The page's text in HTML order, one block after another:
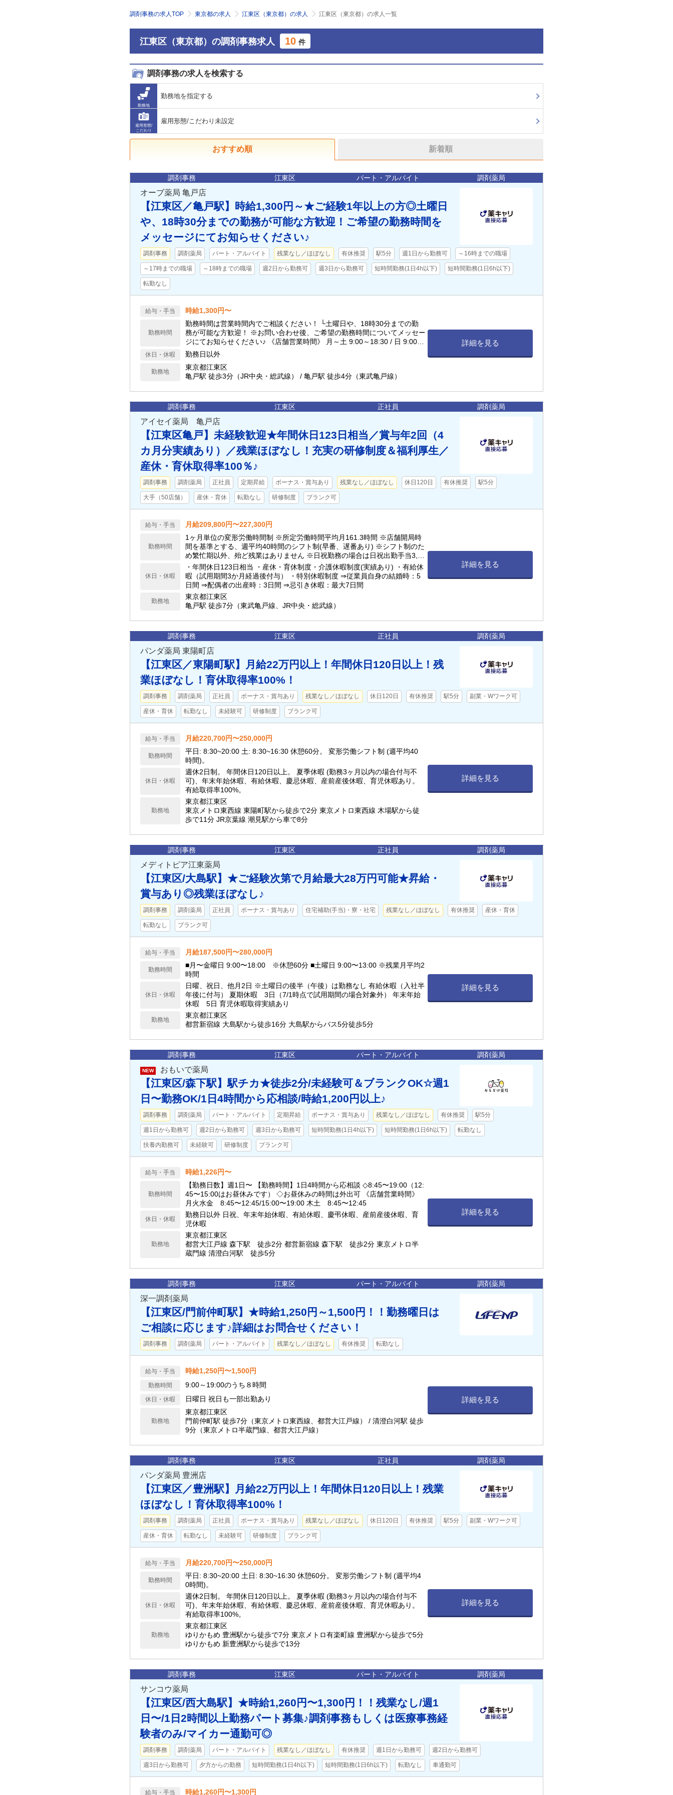
調剤事務の求人TOP 東京都の求人 江東区（東京都）の求人 江東区（東京都）の求人一覧
江東区（東京都）の調剤事務求人 10 件
調剤事務の求人を検索する
勤務地
勤務地を指定する
雇用形態/
こだわり
雇用形態/こだわり未設定
おすすめ順 新着順
調剤事務 江東区 パート・アルバイト 調剤薬局
オーブ薬局 亀戸店
【江東区／亀戸駅】時給1,300円～★ご経験1年以上の方◎土曜日
や、18時30分までの勤務が可能な方歓迎！ご希望の勤務時間を
メッセージにてお知らせください♪
調剤事務 調剤薬局 パート・アルバイト 残業なし／ほぼなし 有休推奨 駅5分 週1日から勤務可 ～16時までの職場
～17時までの職場 ～18時までの職場 週2日から勤務可 週3日から勤務可 短時間勤務(1日4h以下) 短時間勤務(1日6h以下)
転勤なし
給与・手当 時給1,300円〜
勤務時間
勤務時間は営業時間内でご相談ください！ └土曜日や、18時30分までの勤
務が可能な方歓迎！ ※お問い合わせ後、ご希望の勤務時間についてメッセー
ジにてお知らせください♪ 《店舗営業時間》 月～土 9:00～18:30 / 日 9:00～
13:30
休日・休暇 勤務日以外
勤務地
東京都江東区
亀戸駅 徒歩3分（JR中央・総武線） / 亀戸駅 徒歩4分（東武亀戸線）
詳細を見る
調剤事務 江東区 正社員 調剤薬局
アイセイ薬局 亀戸店
【江東区亀戸】未経験歓迎★年間休日123日相当／賞与年2回（4
カ月分実績あり）／残業ほぼなし！充実の研修制度＆福利厚生／
産休・育休取得率100％♪
調剤事務 調剤薬局 正社員 定期昇給 ボーナス・賞与あり 残業なし／ほぼなし 休日120日 有休推奨 駅5分
大手（50店舗） 産休・育休 転勤なし 研修制度 ブランク可
給与・手当 月給209,800円〜227,300円
勤務時間
1ヶ月単位の変形労働時間制 ※所定労働時間平均月161.3時間 ※店舗開局時
間を基準とする、週平均40時間のシフト制(早番、遅番あり) ※シフト制のた
め繁忙期以外、殆ど残業はありません ※日祝勤務の場合は日祝出勤手当3,00
0円を支給します
休日・休暇
・年間休日123日相当 ・産休・育休制度・介護休暇制度(実績あり) ・有給休
暇（試用期間3か月経過後付与） ・特別休暇制度 ⇒従業員自身の結婚時：5
日間 ⇒配偶者の出産時：3日間 ⇒忌引き休暇：最大7日間
勤務地
東京都江東区
亀戸駅 徒歩7分（東武亀戸線、JR中央・総武線）
詳細を見る
調剤事務 江東区 正社員 調剤薬局
パンダ薬局 東陽町店
【江東区／東陽町駅】月給22万円以上！年間休日120日以上！残
業ほぼなし！育休取得率100%！
調剤事務 調剤薬局 正社員 ボーナス・賞与あり 残業なし／ほぼなし 休日120日 有休推奨 駅5分 副業・Wワーク可
産休・育休 転勤なし 未経験可 研修制度 ブランク可
給与・手当 月給220,700円〜250,000円
勤務時間
平日: 8:30~20:00 土: 8:30~16:30 休憩60分。 変形労働シフト制 (週平均40
時間)。
休日・休暇
週休2日制。 年間休日120日以上。 夏季休暇 (勤務3ヶ月以内の場合付与不
可)、年末年始休暇、有給休暇、慶忌休暇、産前産後休暇、育児休暇あり。
有給取得率100%。
勤務地
東京都江東区
東京メトロ東西線 東陽町駅から徒歩で2分 東京メトロ東西線 木場駅から徒
歩で11分 JR京葉線 潮見駅から車で8分
詳細を見る
調剤事務 江東区 正社員 調剤薬局
メディトピア江東薬局
【江東区/大島駅】★ご経験次第で月給最大28万円可能★昇給・
賞与あり◎残業ほぼなし♪
調剤事務 調剤薬局 正社員 ボーナス・賞与あり 住宅補助(手当)・寮・社宅 残業なし／ほぼなし 有休推奨 産休・育休
転勤なし ブランク可
給与・手当 月給187,500円〜280,000円
勤務時間
■月〜金曜日 9:00〜18:00 ※休憩60分 ■土曜日 9:00〜13:00 ※残業月平均2
時間
休日・休暇
日曜、祝日、他月2日 ※土曜日の後半（午後）は勤務なし 有給休暇（入社半
年後に付与） 夏期休暇 3日（7/1時点で試用期間の場合対象外） 年末年始
休暇 5日 育児休暇取得実績あり
勤務地
東京都江東区
都営新宿線 大島駅から徒歩16分 大島駅からバス5分徒歩5分
詳細を見る
調剤事務 江東区 パート・アルバイト 調剤薬局
NEW おもいで薬局
【江東区/森下駅】駅チカ★徒歩2分/未経験可＆ブランクOK☆週1
日〜勤務OK/1日4時間から応相談/時給1,200円以上♪
調剤事務 調剤薬局 パート・アルバイト 定期昇給 ボーナス・賞与あり 残業なし／ほぼなし 有休推奨 駅5分
週1日から勤務可 週2日から勤務可 週3日から勤務可 短時間勤務(1日4h以下) 短時間勤務(1日6h以下) 転勤なし
扶養内勤務可 未経験可 研修制度 ブランク可
給与・手当 時給1,226円〜
勤務時間
【勤務日数】週1日〜 【勤務時間】1日4時間から応相談 ◇8:45〜19:00（12:
45〜15:00はお昼休みです） ◇お昼休みの時間は外出可 《店舗営業時間》
月火水金 8:45〜12:45/15:00〜19:00 木土 8:45〜12:45
休日・休暇
勤務日以外 日祝、年末年始休暇、有給休暇、慶弔休暇、産前産後休暇、育
児休暇
勤務地
東京都江東区
都営大江戸線 森下駅 徒歩2分 都営新宿線 森下駅 徒歩2分 東京メトロ半
蔵門線 清澄白河駅 徒歩5分
詳細を見る
調剤事務 江東区 パート・アルバイト 調剤薬局
深一調剤薬局
【江東区/門前仲町駅】★時給1,250円～1,500円！！勤務曜日は
ご相談に応じます♪詳細はお問合せください！
調剤事務 調剤薬局 パート・アルバイト 残業なし／ほぼなし 有休推奨 転勤なし
給与・手当 時給1,250円〜1,500円
勤務時間 9:00～19:00のうち８時間
休日・休暇 日曜日 祝日も一部出勤あり
勤務地
東京都江東区
門前仲町駅 徒歩7分（東京メトロ東西線、都営大江戸線） / 清澄白河駅 徒歩
9分（東京メトロ半蔵門線、都営大江戸線）
詳細を見る
調剤事務 江東区 正社員 調剤薬局
パンダ薬局 豊洲店
【江東区／豊洲駅】月給22万円以上！年間休日120日以上！残業
ほぼなし！育休取得率100%！
調剤事務 調剤薬局 正社員 ボーナス・賞与あり 残業なし／ほぼなし 休日120日 有休推奨 駅5分 副業・Wワーク可
産休・育休 転勤なし 未経験可 研修制度 ブランク可
給与・手当 月給220,700円〜250,000円
勤務時間
平日: 8:30~20:00 土日: 8:30~16:30 休憩60分。 変形労働シフト制 (週平均4
0時間)。
休日・休暇
週休2日制。 年間休日120日以上。 夏季休暇 (勤務3ヶ月以内の場合付与不
可)、年末年始休暇、有給休暇、慶忌休暇、産前産後休暇、育児休暇あり。
有給取得率100%。
勤務地
東京都江東区
ゆりかもめ 豊洲駅から徒歩で7分 東京メトロ有楽町線 豊洲駅から徒歩で5分
ゆりかもめ 新豊洲駅から徒歩で13分
詳細を見る
調剤事務 江東区 パート・アルバイト 調剤薬局
サンコウ薬局
【江東区/西大島駅】★時給1,260円〜1,300円！！残業なし/週1
日〜/1日2時間以上勤務パート募集♪調剤事務もしくは医療事務経
験者のみ/マイカー通勤可◎
調剤事務 調剤薬局 パート・アルバイト 残業なし／ほぼなし 有休推奨 週1日から勤務可 週2日から勤務可
週3日から勤務可 夕方からの勤務 短時間勤務(1日4h以下) 短時間勤務(1日6h以下) 転勤なし 車通勤可
給与・手当 時給1,260円〜1,300円